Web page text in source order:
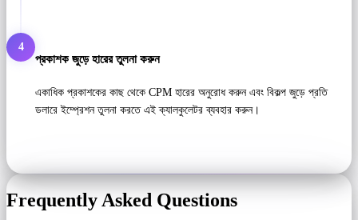
4
প্রকাশক জুড়ে হারের তুলনা করুন
একাধিক প্রকাশকের কাছ থেকে CPM হারের অনুরোধ করুন এবং বিকল্প জুড়ে প্রতি
ডলারে ইম্প্রেশন তুলনা করতে এই ক্যালকুলেটর ব্যবহার করুন।
Frequently Asked Questions